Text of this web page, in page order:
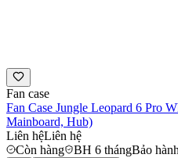
Fan case
Fan Case Jungle Leopard 6 Pro
Mainboard, Hub)
Liên hệLiên hệ
Còn hàng
BH 6 thángBảo